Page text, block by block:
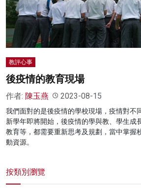
教評心事
後疫情的教育現場
作者: 陳玉燕 2023-08-15
我們面對的是後疫情的學校現場，疫情對不
新學年即將開始，後疫情的學與教、學生成
教育等，都需要重新思考及規劃，當中掌握
動資源。
按類別瀏覽